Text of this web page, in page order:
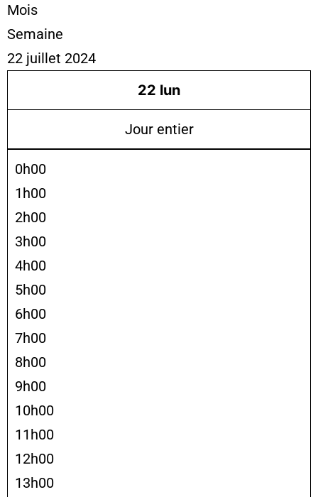
Mois
Semaine
22 juillet 2024
22 lun
Jour entier
0h00
1h00
2h00
3h00
4h00
5h00
6h00
7h00
8h00
9h00
10h00
11h00
12h00
13h00